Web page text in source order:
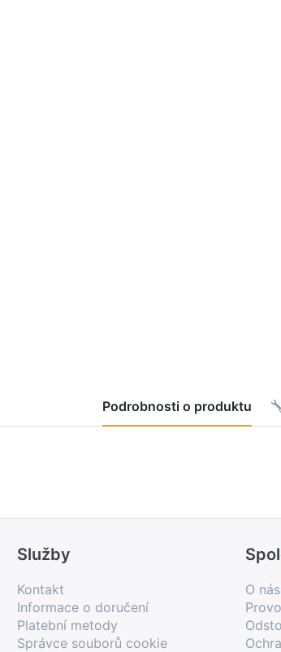
Podrobnosti o produktu
Služby
Kontakt
Informace o doručení
Platební metody
Správce souborů cookie
O nás